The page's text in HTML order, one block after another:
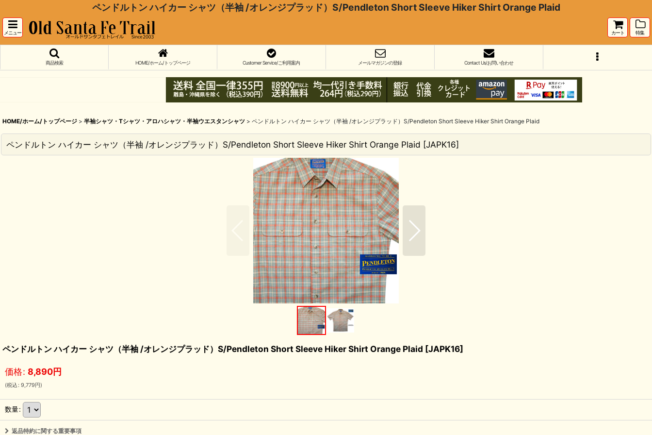
ペンドルトン ハイカー シャツ（半袖 /オレンジプラッド）S/Pendleton Short Sleeve Hiker Shirt Orange Plaid
メニュー カート 特集
商品検索 HOME/ホーム/トップページ Customer Service/ご利用案内 メールマガジンの登録 Contact Us/お問い合わせ
HOME/ホーム/トップページ > 半袖シャツ・Tシャツ・アロハシャツ・半袖ウエスタンシャツ > ペンドルトン ハイカー シャツ（半袖 /オレンジプラッド）S/Pendleton Short Sleeve Hiker Shirt Orange Plaid
ペンドルトン ハイカー シャツ（半袖 /オレンジプラッド）S/Pendleton Short Sleeve Hiker Shirt Orange Plaid [JAPK16]
ペンドルトン ハイカー シャツ（半袖 /オレンジプラッド）S/Pendleton Short Sleeve Hiker Shirt Orange Plaid [JAPK16]
価格: 8,890円
(税込 : 9,779円)
数量:
返品特約に関する重要事項